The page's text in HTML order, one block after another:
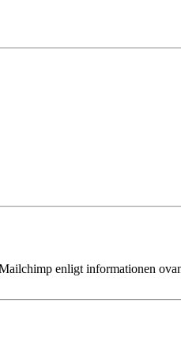
enligt informationen